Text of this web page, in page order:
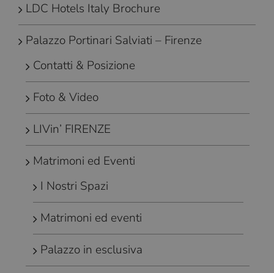
LDC Hotels Italy Brochure
Palazzo Portinari Salviati – Firenze
Contatti & Posizione
Foto & Video
LIVin’ FIRENZE
Matrimoni ed Eventi
I Nostri Spazi
Matrimoni ed eventi
Palazzo in esclusiva